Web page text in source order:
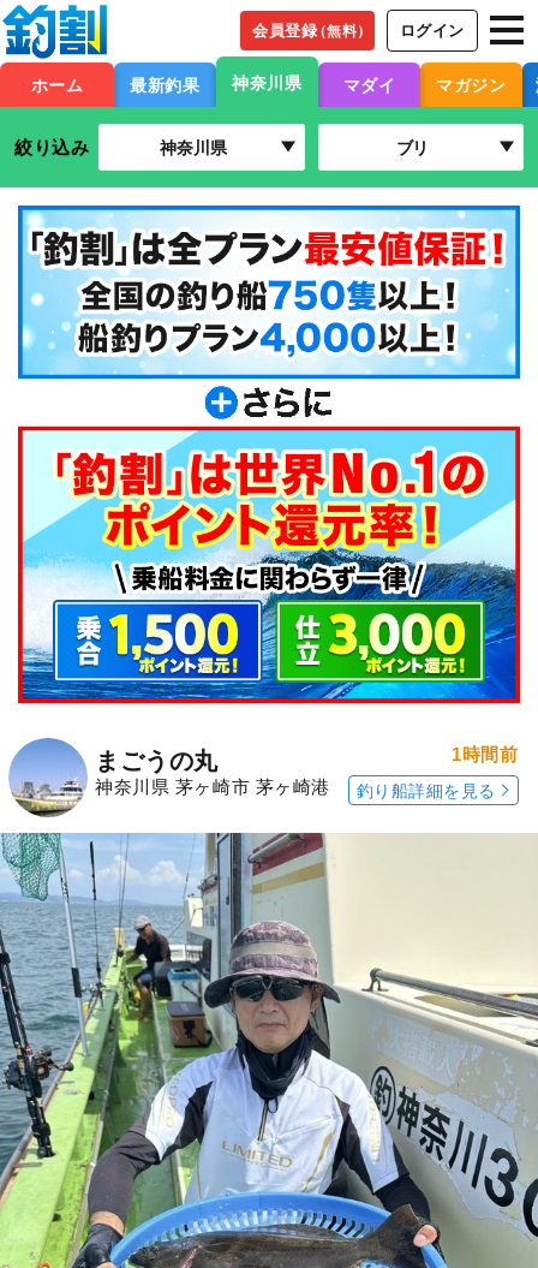
会員登録（無料） ログイン
ホーム 最新釣果 神奈川県 マダイ マガジン
絞り込み 神奈川県 ブリ
まごうの丸
神奈川県 茅ヶ崎市 茅ヶ崎港
1時間前
釣り船詳細を見る